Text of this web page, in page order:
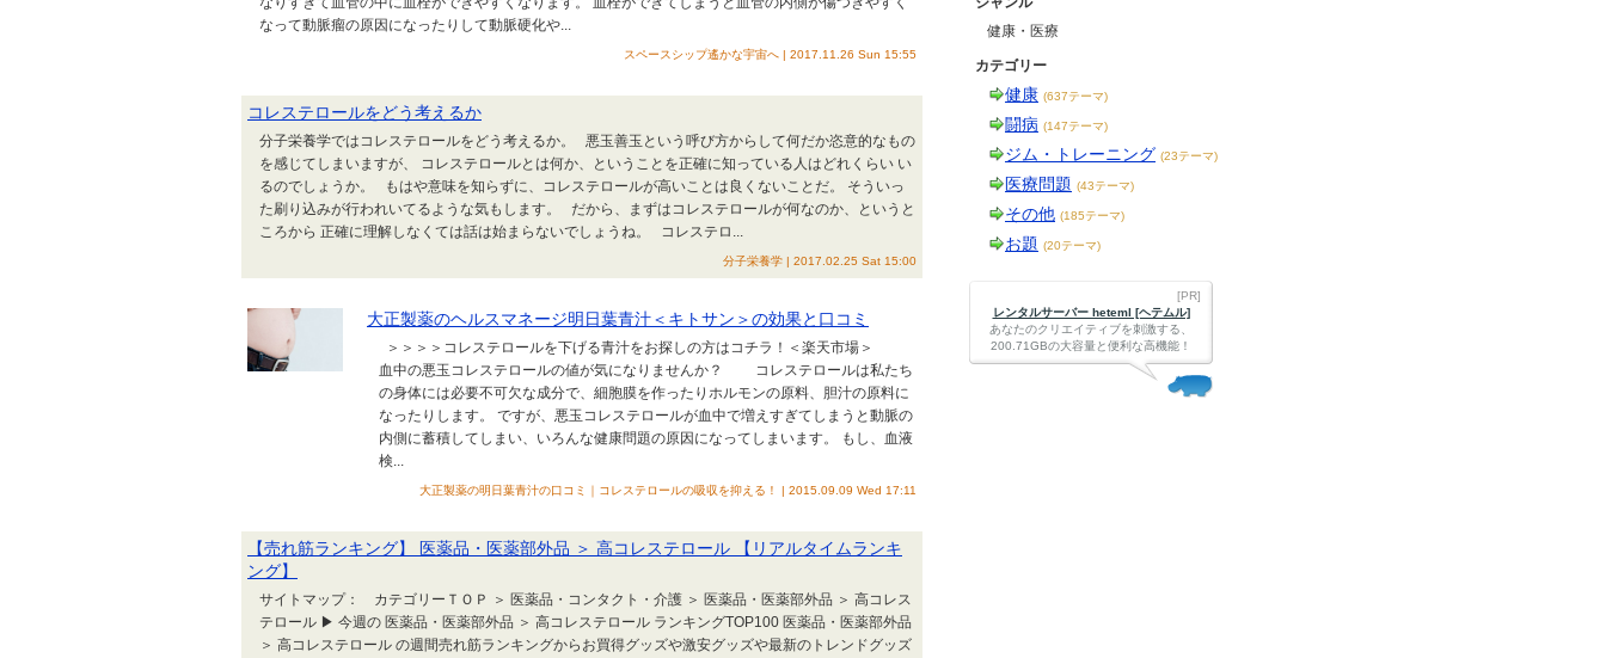
なって動脈瘤の原因になったりして動脈硬化や...
スペースシップ遙かな宇宙へ | 2017.11.26 Sun 15:55
コレステロールをどう考えるか
分子栄養学ではコレステロールをどう考えるか。 悪玉善玉という呼び方からして何だか恣意的なもの
を感じてしまいますが、 コレステロールとは何か、ということを正確に知っている人はどれくらい い
るのでしょうか。 もはや意味を知らずに、コレステロールが高いことは良くないことだ。 そういっ
た刷り込みが行われいてるような気もします。 だから、まずはコレステロールが何なのか、というと
ころから 正確に理解しなくては話は始まらないでしょうね。 コレステロ...
分子栄養学 | 2017.02.25 Sat 15:00
大正製薬のヘルスマネージ明日葉青汁＜キトサン＞の効果と口コミ
＞＞＞＞コレステロールを下げる青汁をお探しの方はコチラ！＜楽天市場＞
血中の悪玉コレステロールの値が気になりませんか？ コレステロールは私たち
の身体には必要不可欠な成分で、細胞膜を作ったりホルモンの原料、胆汁の原料に
なったりします。 ですが、悪玉コレステロールが血中で増えすぎてしまうと動脈の
内側に蓄積してしまい、いろんな健康問題の原因になってしまいます。 もし、血液
検...
大正製薬の明日葉青汁の口コミ｜コレステロールの吸収を抑える！ | 2015.09.09 Wed 17:11
【売れ筋ランキング】 医薬品・医薬部外品 ＞ 高コレステロール 【リアルタイムランキ
ング】
サイトマップ： カテゴリーＴＯＰ ＞ 医薬品・コンタクト・介護 ＞ 医薬品・医薬部外品 ＞ 高コレス
テロール ▶ 今週の 医薬品・医薬部外品 ＞ 高コレステロール ランキングTOP100 医薬品・医薬部外品
＞ 高コレステロール の週間売れ筋ランキングからお買得グッズや激安グッズや最新のトレンドグッズ
健康・医療
カテゴリー
健康 (637テーマ)
闘病 (147テーマ)
ジム・トレーニング (23テーマ)
医療問題 (43テーマ)
その他 (185テーマ)
お題 (20テーマ)
[PR]
レンタルサーバー heteml [ヘテムル]
あなたのクリエイティブを刺激する、
200.71GBの大容量と便利な高機能！